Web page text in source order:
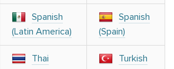
Spanish
(Latin America)
Spanish
(Spain)
Thai Turkish